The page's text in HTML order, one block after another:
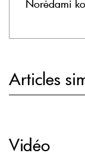
Norėdami
Articles
Vidéo